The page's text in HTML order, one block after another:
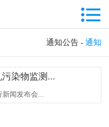
通知公告 - 通知
染物监测...
新闻发布会...